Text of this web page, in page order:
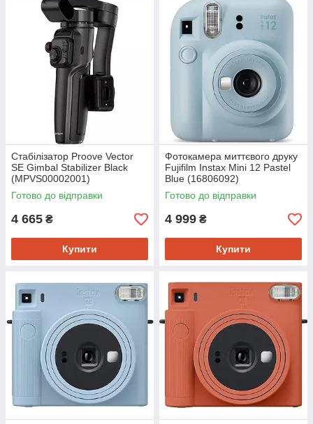
Стабілізатор Proove Vector
SE Gimbal Stabilizer Black
(MPVS00002001)
Готово до відправки
4 665 ₴
Купити
Фотокамера миттєвого друку
Fujifilm Instax Mini 12 Pastel
Blue (16806092)
Готово до відправки
4 999 ₴
Купити